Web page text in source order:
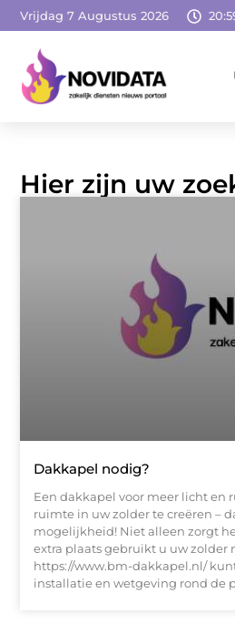
Vrijdag 7 Augustus 2026
Hier zijn uw
Dakkapel nodig?
Een dakkapel voor meer licht en
ruimte in uw zolder te creëren –
mogelijkheid! Niet alleen zorgt
extra plaats gebruikt u uw zolder
https://www.bm-dakkapel.nl/
installatie en wetgeving rond de